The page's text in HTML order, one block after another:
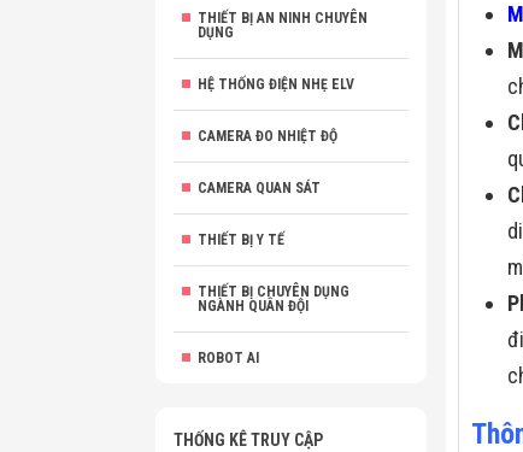
THIẾT BỊ AN NINH CHUYÊN
DỤNG
HỆ THỐNG ĐIỆN NHẸ ELV
CAMERA ĐO NHIỆT ĐỘ
CAMERA QUAN SÁT
THIẾT BỊ Y TẾ
THIẾT BỊ CHUYÊN DỤNG
NGÀNH QUÂN ĐỘI
ROBOT AI
THỐNG KÊ TRUY CẬP